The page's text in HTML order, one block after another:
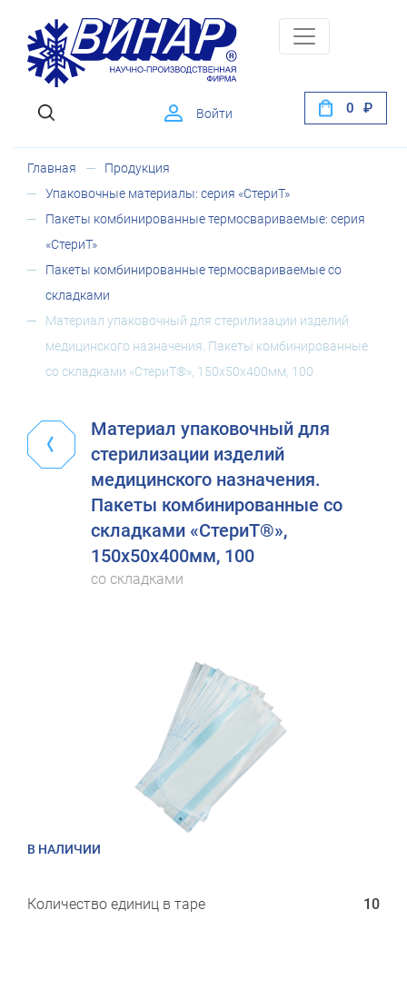
Войти 0
Главная
Продукция
Упаковочные материалы: серия «СтериТ»
Пакеты комбинированные термосвариваемые: серия
«СтериТ»
Пакеты комбинированные термосвариваемые со
складками
Материал упаковочный для стерилизации изделий
медицинского назначения. Пакеты комбинированные
со складками «СтериТ®», 150х50х400мм, 100
Материал упаковочный для
стерилизации изделий
медицинского назначения.
Пакеты комбинированные со
складками «СтериТ®»,
150х50х400мм, 100
со складками
В НАЛИЧИИ
Количество единиц в таре 10